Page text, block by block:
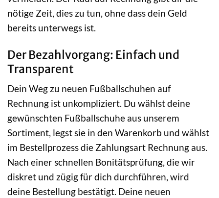
nötige Zeit, dies zu tun, ohne dass dein Geld
bereits unterwegs ist.
Der Bezahlvorgang: Einfach und
Transparent
Dein Weg zu neuen Fußballschuhen auf
Rechnung ist unkompliziert. Du wählst deine
gewünschten Fußballschuhe aus unserem
Sortiment, legst sie in den Warenkorb und wählst
im Bestellprozess die Zahlungsart Rechnung aus.
Nach einer schnellen Bonitätsprüfung, die wir
diskret und zügig für dich durchführen, wird
deine Bestellung bestätigt. Deine neuen